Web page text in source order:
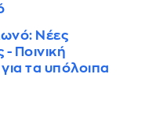
Νέες
Ποινική
τα υπόλοιπα